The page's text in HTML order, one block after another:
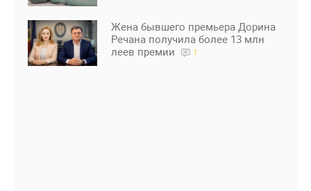
Жена бывшего премьера Дорина
Речана получила более 13 млн
леев премии
1